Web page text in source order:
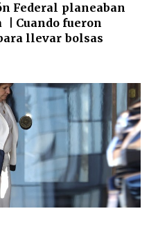
Federal planeaban
| Cuando fueron
llevar bolsas